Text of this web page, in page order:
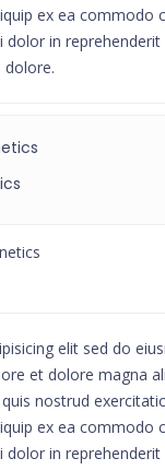
ex ea commodo
dolor in
dolore.
elit sed do
et dolore magna
nostrud
ex ea commodo
dolor in